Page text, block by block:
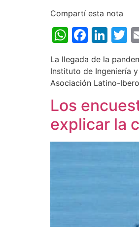
Compartí esta nota
La llegada de la
Instituto de Ingeniería
Asociación Latino-
Los
explicar la